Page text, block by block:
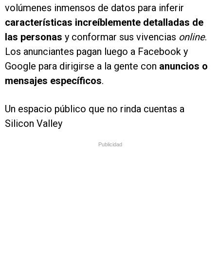
volúmenes inmensos de datos para inferir
características increíblemente detalladas de
las personas y conformar sus vivencias online.
Los anunciantes pagan luego a Facebook y
Google para dirigirse a la gente con anuncios o
mensajes específicos.
Un espacio público que no rinda cuentas a
Silicon Valley
Publicidad